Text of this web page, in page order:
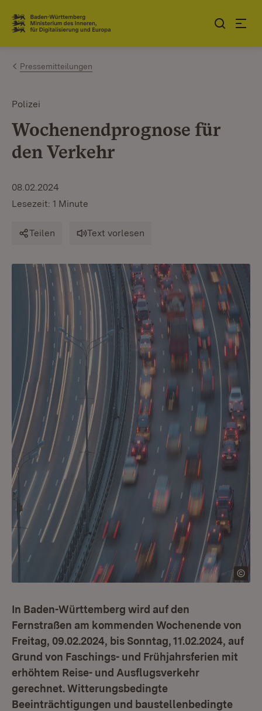
Zum Inhalt springen
Link zur Startseite
Pressemitteilungen
Polizei
Wochenendprognose für
den Verkehr
08.02.2024
Lesezeit: 1 Minute
Teilen Text vorlesen
In Baden-Württemberg wird auf den
Fernstraßen am kommenden Wochenende von
Freitag, 09.02.2024, bis Sonntag, 11.02.2024, auf
Grund von Faschings- und Frühjahrsferien mit
erhöhtem Reise- und Ausflugsverkehr
gerechnet. Witterungsbedingte
Beeinträchtigungen und baustellenbedingte